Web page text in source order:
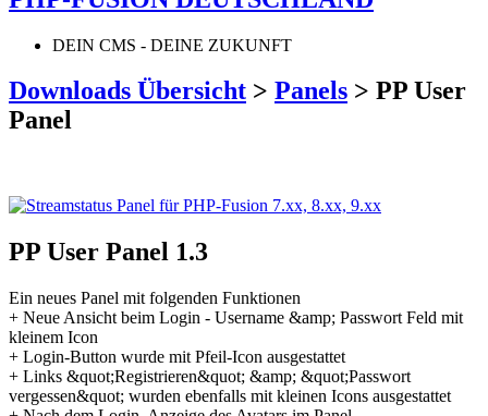
DEIN CMS - DEINE ZUKUNFT
Downloads Übersicht > Panels > PP User
Panel
PP User Panel 1.3
Ein neues Panel mit folgenden Funktionen
+ Neue Ansicht beim Login - Username &amp; Passwort Feld mit
kleinem Icon
+ Login-Button wurde mit Pfeil-Icon ausgestattet
+ Links &quot;Registrieren&quot; &amp; &quot;Passwort
vergessen&quot; wurden ebenfalls mit kleinen Icons ausgestattet